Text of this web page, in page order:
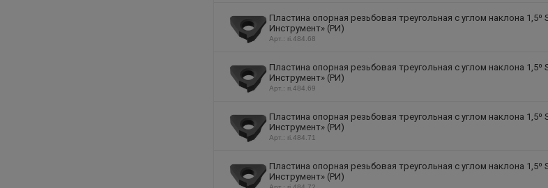
Пластина опорная резьбовая треугольная с углом наклона 1,5⁰
Инструмент» (РИ)
Арт.: ri.484.68
Пластина опорная резьбовая треугольная с углом наклона 1,5⁰
Инструмент» (РИ)
Арт.: ri.484.69
Пластина опорная резьбовая треугольная с углом наклона 1,5⁰
Инструмент» (РИ)
Арт.: ri.484.71
Пластина опорная резьбовая треугольная с углом наклона 1,5⁰
Инструмент» (РИ)